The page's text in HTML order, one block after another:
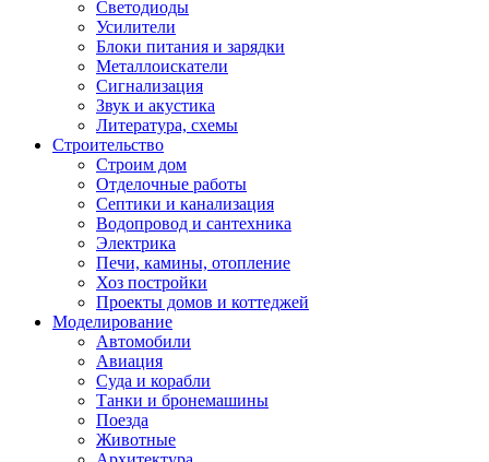
Светодиоды
Усилители
Блоки питания и зарядки
Металлоискатели
Сигнализация
Звук и акустика
Литература, схемы
Строительство
Строим дом
Отделочные работы
Септики и канализация
Водопровод и сантехника
Электрика
Печи, камины, отопление
Хоз постройки
Проекты домов и коттеджей
Моделирование
Автомобили
Авиация
Суда и корабли
Танки и бронемашины
Поезда
Животные